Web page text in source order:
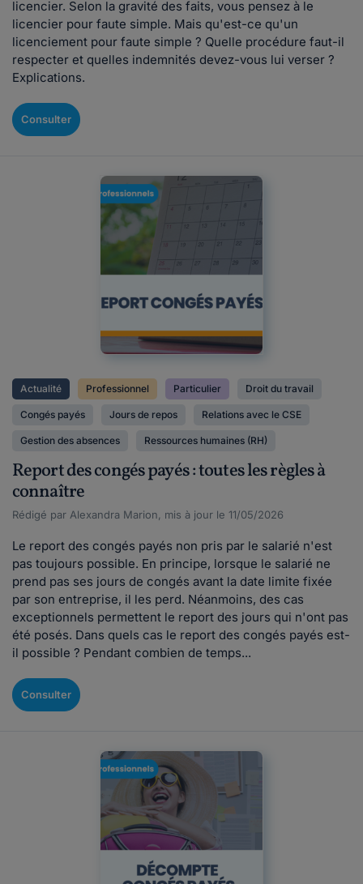
licencier. Selon la gravité des faits, vous pensez à le
licencier pour faute simple. Mais qu'est-ce qu'un
licenciement pour faute simple ? Quelle procédure faut-il
respecter et quelles indemnités devez-vous lui verser ?
Explications.
Consulter
Actualité Professionnel Particulier Droit du travail
Congés payés Jours de repos Relations avec le CSE
Gestion des absences Ressources humaines (RH)
Report des congés payés : toutes les règles à
connaître
Rédigé par Alexandra Marion, mis à jour le 11/05/2026
Le report des congés payés non pris par le salarié n'est
pas toujours possible. En principe, lorsque le salarié ne
prend pas ses jours de congés avant la date limite fixée
par son entreprise, il les perd. Néanmoins, des cas
exceptionnels permettent le report des jours qui n'ont pas
été posés. Dans quels cas le report des congés payés est-
il possible ? Pendant combien de temps...
Consulter